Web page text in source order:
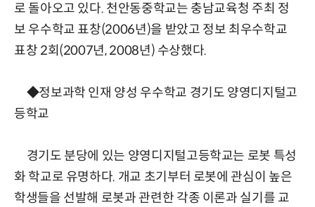
로 돌아오고 있다. 천안동중학교는 충남교육청 주최 정
보 우수학교 표창(2006년)을 받았고 정보 최우수학교
표창 2회(2007년, 2008년) 수상했다.
◆정보과학 인재 양성 우수학교 경기도 양영디지털고
등학교
경기도 분당에 있는 양영디지털고등학교는 로봇 특성
화 학교로 유명하다. 개교 초기부터 로봇에 관심이 높은
학생들을 선발해 로봇과 관련한 각종 이론과 실기를 교